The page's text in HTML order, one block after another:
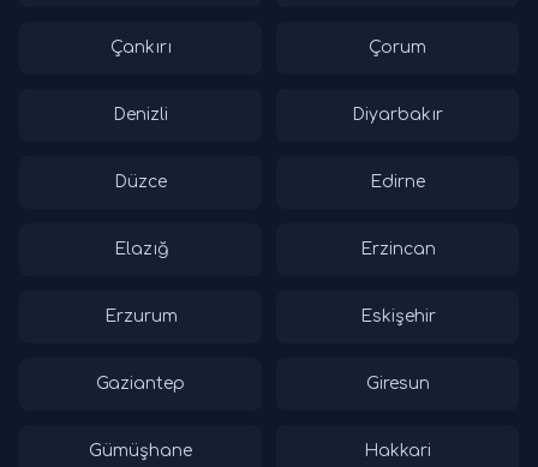
Çankırı Çorum
Denizli Diyarbakır
Düzce Edirne
Elazığ Erzincan
Erzurum Eskişehir
Gaziantep Giresun
Gümüşhane Hakkari